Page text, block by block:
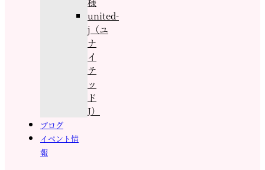
united-
j（ユ
ナ
イ
テ
ッ
ド
J）
ブログ
イベント情
報